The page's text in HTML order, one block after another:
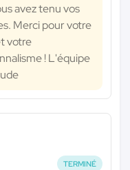
avez tenu vos
Merci pour votre
votre
! L'équipe
TERMINÉ